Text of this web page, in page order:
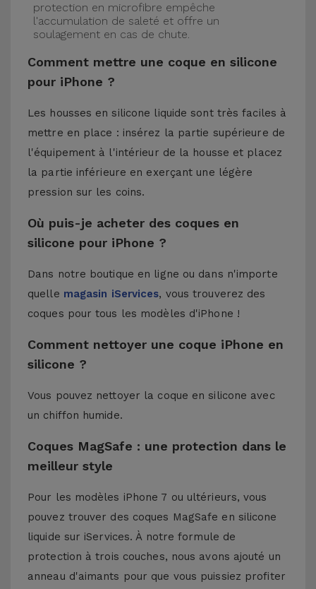
protection en microfibre empêche
l'accumulation de saleté et offre un
soulagement en cas de chute.
Comment mettre une coque en silicone
pour iPhone ?
Les housses en silicone liquide sont très faciles à
mettre en place : insérez la partie supérieure de
l'équipement à l'intérieur de la housse et placez
la partie inférieure en exerçant une légère
pression sur les coins.
Où puis-je acheter des coques en
silicone pour iPhone ?
Dans notre boutique en ligne ou dans n'importe
quelle magasin iServices, vous trouverez des
coques pour tous les modèles d'iPhone !
Comment nettoyer une coque iPhone en
silicone ?
Vous pouvez nettoyer la coque en silicone avec
un chiffon humide.
Coques MagSafe : une protection dans le
meilleur style
Pour les modèles iPhone 7 ou ultérieurs, vous
pouvez trouver des coques MagSafe en silicone
liquide sur iServices. À notre formule de
protection à trois couches, nous avons ajouté un
anneau d'aimants pour que vous puissiez profiter